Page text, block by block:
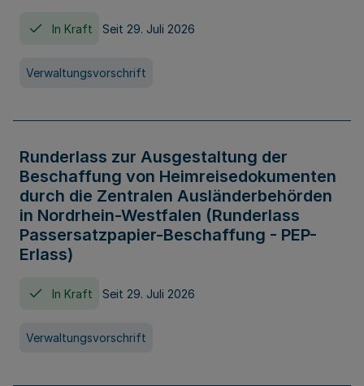
In Kraft Seit 29. Juli 2026
Verwaltungsvorschrift
Runderlass zur Ausgestaltung der
Beschaffung von Heimreisedokumenten
durch die Zentralen Ausländerbehörden
in Nordrhein-Westfalen (Runderlass
Passersatzpapier-Beschaffung - PEP-
Erlass)
In Kraft Seit 29. Juli 2026
Verwaltungsvorschrift